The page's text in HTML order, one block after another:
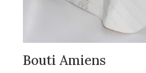
Bouti Amiens